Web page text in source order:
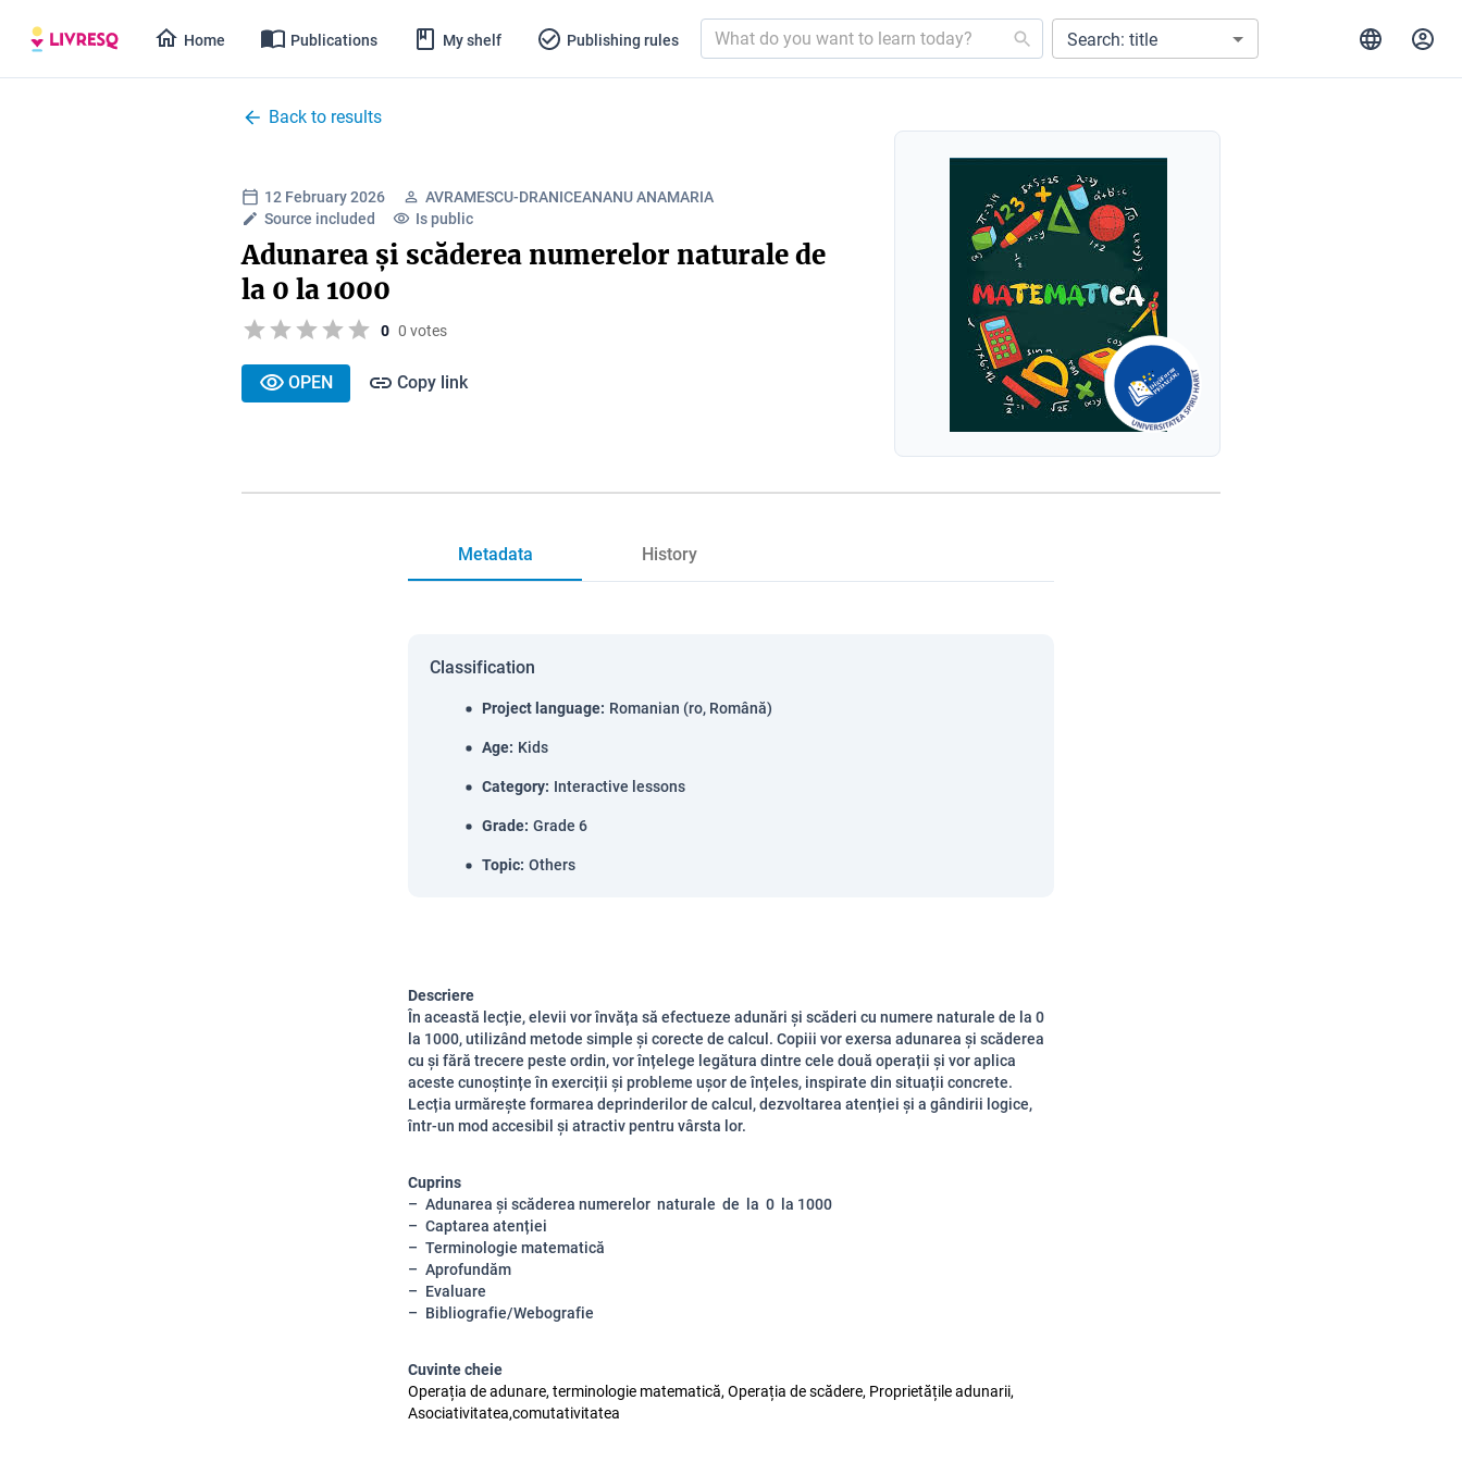
Home Publications My shelf Publishing rules Search: title
Back to results
12 February 2026
AVRAMESCU-DRANICEANANU ANAMARIA
Source included
Is public
Adunarea și scăderea numerelor naturale de
la 0 la 1000
0 0 votes
OPEN Copy link
Metadata History
Classification
Project language: Romanian (ro, Română)
Age: Kids
Category: Interactive lessons
Grade: Grade 6
Topic: Others
Descriere
În această lecție, elevii vor învăța să efectueze adunări și scăderi cu numere naturale de la 0
la 1000, utilizând metode simple și corecte de calcul. Copiii vor exersa adunarea și scăderea
cu și fără trecere peste ordin, vor înțelege legătura dintre cele două operații și vor aplica
aceste cunoștințe în exerciții și probleme ușor de înțeles, inspirate din situații concrete.
Lecția urmărește formarea deprinderilor de calcul, dezvoltarea atenției și a gândirii logice,
într-un mod accesibil și atractiv pentru vârsta lor.
Cuprins
Adunarea și scăderea numerelor naturale de la 0 la 1000
Captarea atenției
Terminologie matematică
Aprofundăm
Evaluare
Bibliografie/Webografie
Cuvinte cheie
Operația de adunare, terminologie matematică, Operația de scădere, Proprietățile adunarii,
Asociativitatea,comutativitatea